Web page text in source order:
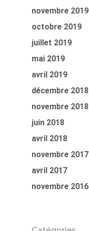
novembre 2019
octobre 2019
juillet 2019
mai 2019
avril 2019
décembre 2018
novembre 2018
juin 2018
avril 2018
novembre 2017
avril 2017
novembre 2016